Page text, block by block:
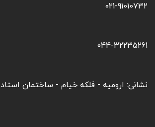
021-91010732
044-32235261
نشانی: ارومیه - فلکه خیام - ساختمان استاد